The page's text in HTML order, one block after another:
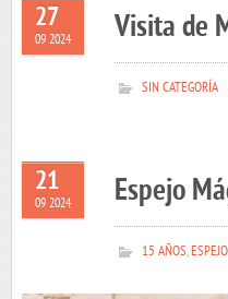
27
09 2024 Visita de
SIN CATEGORÍA
21
09 2024 Espejo
15 AÑOS,